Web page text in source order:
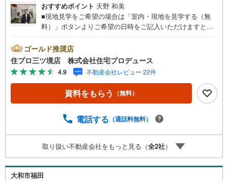
おすすめポイント 天野 和美
■現地見学をご希望の場合は「室内・現地を見学する（無
料）」ボタンよりご希望の日時をご記入いただけますとス
リアに強い！ 住プロは大和市・綾瀬市エリアの不動産売買
専門会社です！最新物件情報や当社限定で販売する物件情
報も多数ございますので、お気軽にお問合せ下さい！ -------
------- 弊社独自の住宅ローン提案システム 弊社ではファイ
ナンシャル専門スタッフによる【丁寧な資金アドバイス】
【ファイナンシャルプラン提案書の作成】を随時行ってお
ン残高】【住宅購入者だけが加入できる無料の生命保険】
なる【教育費】住宅を買った後から始まる【住宅ローン返
済】65歳以上から必要になる【老後の費用負担】住宅探し
の【このタイミング】で不安な部分を明確にしていきませ
んか？？ --------------
ゴールド推奨店
住プロ三ツ境店 株式会社住宅プロデュース
4.9 不動産会社レビュー 22件
資料をもらう （無料）
電話する （通話料無料）
取り扱い不動産会社をもっと見る（全2社）
大和市福田